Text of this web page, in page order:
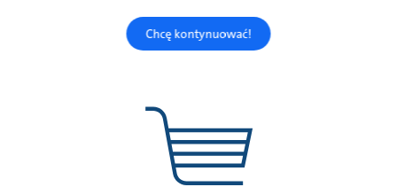
Chcę kontynuować!